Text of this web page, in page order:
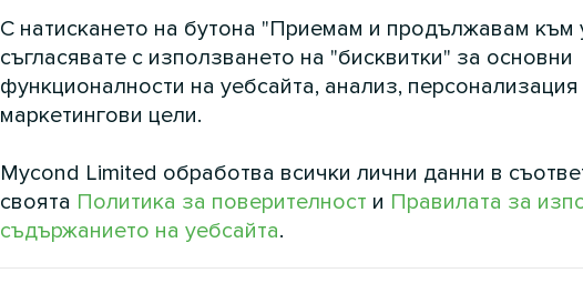
Име
С натискането на бутона "Приемам и продължавам към
съгласявате с използването на "бисквитки" за основни
функционалности на уебсайта, анализ, персонализация
маркетингови цели.
Mycond Limited обработва всички лични данни в
своята Политика за поверителност и Правилата за
съдържанието на уебсайта.